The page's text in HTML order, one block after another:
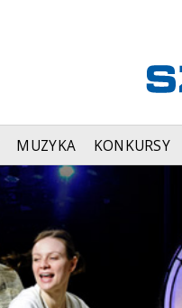
MUZYKA KONKURSY